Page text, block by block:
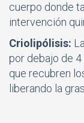
cuerpo donde
intervención
Criolipólisis:
por debajo de
que recubren
liberando la